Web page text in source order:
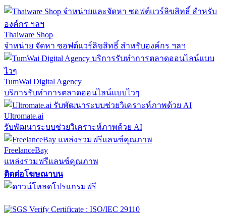
Thaiware Shop
จำหน่าย จัดหา ซอฟต์แวร์ลิขสิทธิ์ สำหรับองค์กร ฯลฯ
TumWai Digital Agency
บริการรับทำการตลาดออนไลน์แบบไวๆ
Ultromate.ai
รับพัฒนาระบบช่วยวิเคราะห์ภาพด้วย AI
FreelanceBay
แหล่งรวมฟรีแลนซ์คุณภาพ
ติดต่อโฆษณาบน